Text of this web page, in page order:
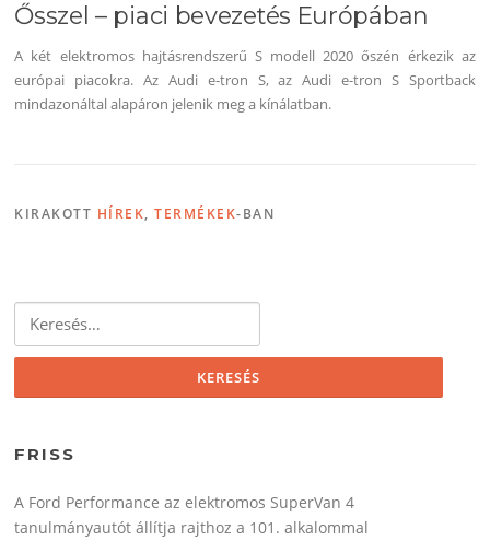
Ősszel – piaci bevezetés Európában
A két elektromos hajtásrendszerű S modell 2020 őszén érkezik az
európai piacokra. Az Audi e-tron S, az Audi e-tron S Sportback
mindazonáltal alapáron jelenik meg a kínálatban.
KIRAKOTT HÍREK,TERMÉKEK-BAN
FRISS
A Ford Performance az elektromos SuperVan 4
tanulmányautót állítja rajthoz a 101. alkalommal